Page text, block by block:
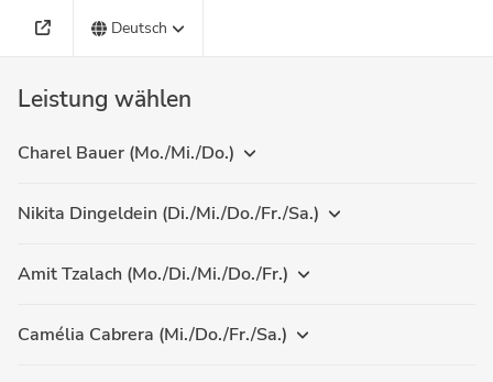
Deutsch
Leistung wählen
Charel Bauer (Mo./Mi./Do.)
Nikita Dingeldein (Di./Mi./Do./Fr./Sa.)
Amit Tzalach (Mo./Di./Mi./Do./Fr.)
Camélia Cabrera (Mi./Do./Fr./Sa.)